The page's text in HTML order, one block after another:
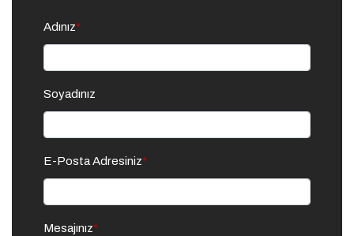
Adınız*
Soyadınız
E-Posta Adresiniz*
Mesajınız*